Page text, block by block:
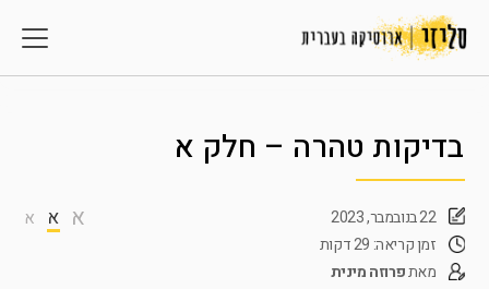
בדיקות טהרה – חלק א
א א א
22 בנובמבר, 2023
זמן קריאה: 29 דקות
מאתפרוזה מינית